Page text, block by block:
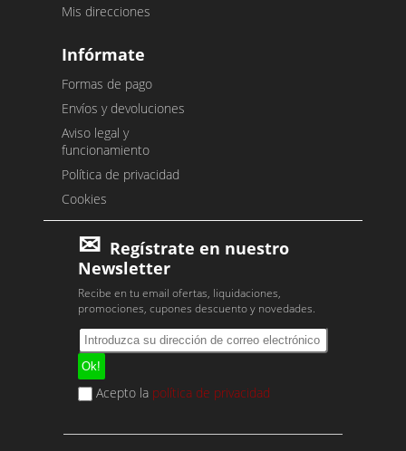
Mis direcciones
Infórmate
Formas de pago
Envíos y devoluciones
Aviso legal y
funcionamiento
Política de privacidad
Cookies
Regístrate en nuestro
Newsletter
Recibe en tu email ofertas, liquidaciones,
promociones, cupones descuento y novedades.
Acepto la política de privacidad